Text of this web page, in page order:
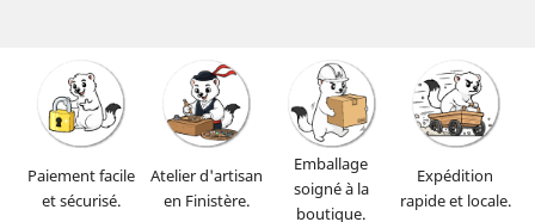
Paiement facile
et sécurisé.
Atelier d'artisan
en Finistère.
Emballage
soigné à la
boutique.
Expédition
rapide et locale.